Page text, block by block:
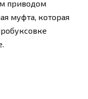
приводом
муфта, которая